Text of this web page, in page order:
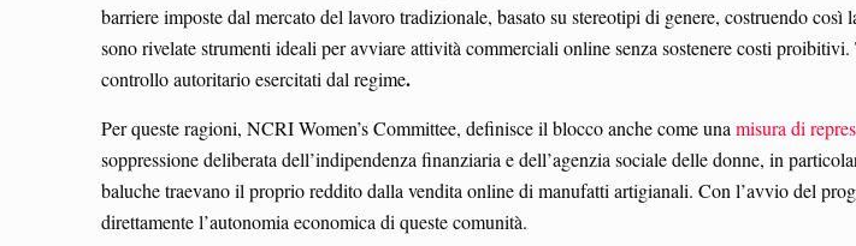
barriere imposte dal mercato del lavoro tradizionale, basato su stereotipi di genere, costruendo
sono rivelate strumenti ideali per avviare attività commerciali online senza sostenere costi
controllo autoritario esercitati dal regime.
Per queste ragioni, NCRI Women’s Committee, definisce il blocco anche come una misura di
soppressione deliberata dell’indipendenza finanziaria e dell’agenzia sociale delle donne, in
baluche traevano il proprio reddito dalla vendita online di manufatti artigianali. Con l’avvio del
direttamente l’autonomia economica di queste comunità.